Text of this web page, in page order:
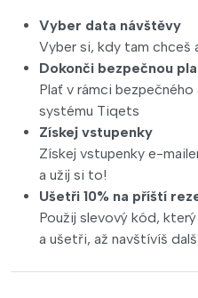
Vyber data návštěvy
Vyber si, kdy tam chceš
Dokonči bezpečnou
Plať v rámci
systému Tiqets
Získej vstupenky
Získej vstupenky e-
a užij si to!
Ušetři 10% na příští
Použij slevový kód,
a ušetři, až navštívíš